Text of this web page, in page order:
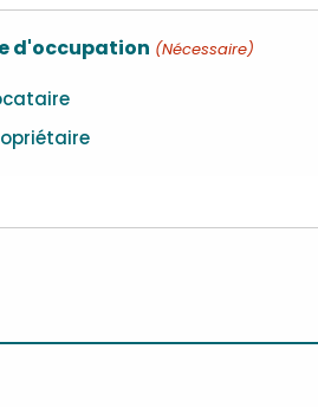
d'occupation (Nécessaire)